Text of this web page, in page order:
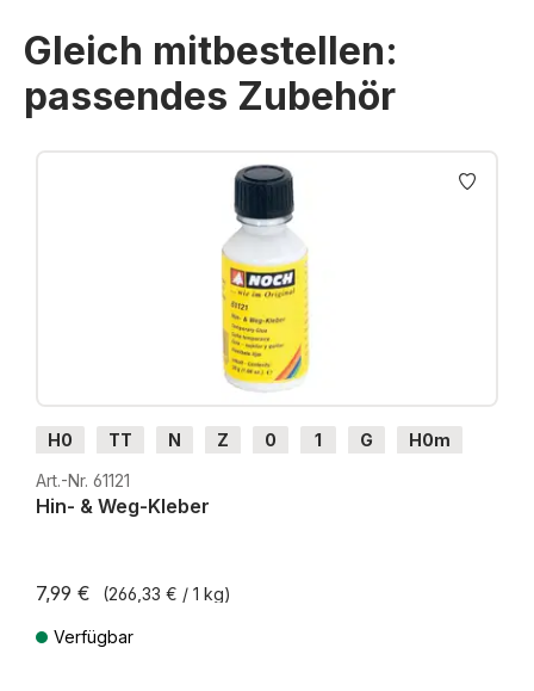
Gleich mitbestellen:
passendes Zubehör
Produktgalerie überspringen
H0 TT N Z 0 1 G
H0m
H0e
Art.-Nr. 61121
Hin- & Weg-Kleber
7,99 € (266,33 € / 1 kg)
Verfügbar